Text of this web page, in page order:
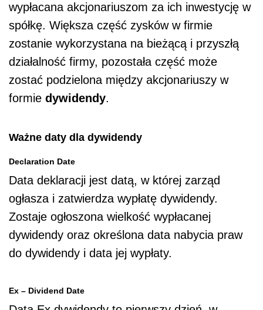
wypłacana akcjonariuszom za ich inwestycję w
spółkę. Większa część zysków w firmie
zostanie wykorzystana na bieżącą i przyszłą
działalność firmy, pozostała część może
zostać podzielona między akcjonariuszy w
formie dywidendy.
Ważne daty dla dywidendy
Declaration Date
Data deklaracji jest datą, w której zarząd
ogłasza i zatwierdza wypłatę dywidendy.
Zostaje ogłoszona wielkość wypłacanej
dywidendy oraz określona data nabycia praw
do dywidendy i data jej wypłaty.
Ex – Dividend Date